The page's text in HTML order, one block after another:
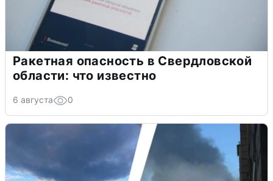
Ракетная опасность в Свердловской
области: что известно
6 августа 0